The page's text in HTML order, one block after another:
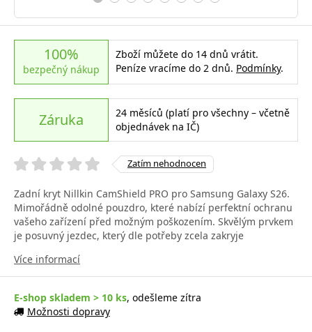
100%
bezpečný nákup
Zboží můžete do 14 dnů vrátit.
Peníze vracíme do 2 dnů. Podmínky.
Záruka
24 měsíců (platí pro všechny – včetně
objednávek na IČ)
Zatím nehodnocen
Zadní kryt Nillkin CamShield PRO pro Samsung Galaxy S26.
Mimořádně odolné pouzdro, které nabízí perfektní ochranu
vašeho zařízení před možným poškozením. Skvělým prvkem
je posuvný jezdec, který dle potřeby zcela zakryje
Více informací
E-shop skladem > 10 ks, odešleme zítra
Možnosti dopravy